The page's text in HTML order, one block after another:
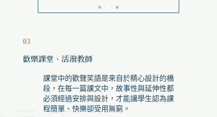
03
歡樂課堂、活潑教師
課堂中的歡聲笑語是來自於精心設計的橋
段，在每一篇課文中，故事性與延伸性都
必須經過安排與設計，才能讓學生認為課
程簡單、快樂卻受用無窮。